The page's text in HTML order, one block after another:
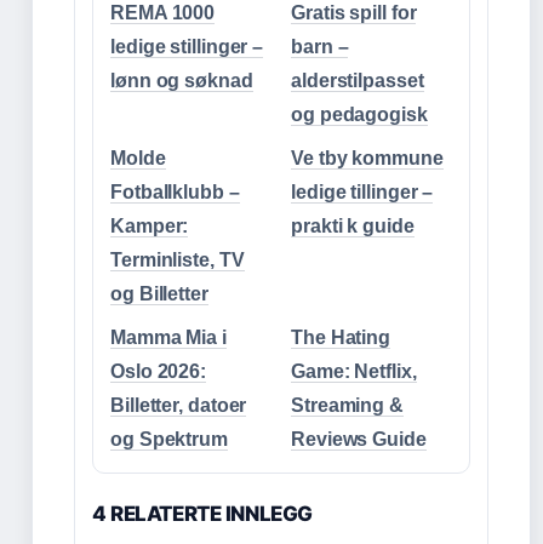
REMA 1000
ledige stillinger –
lønn og søknad
Gratis spill for
barn –
alderstilpasset
og pedagogisk
Molde
Fotballklubb –
Kamper:
Terminliste, TV
og Billetter
Ve tby kommune
ledige tillinger –
prakti k guide
Mamma Mia i
Oslo 2026:
Billetter, datoer
og Spektrum
The Hating
Game: Netflix,
Streaming &
Reviews Guide
4 RELATERTE INNLEGG